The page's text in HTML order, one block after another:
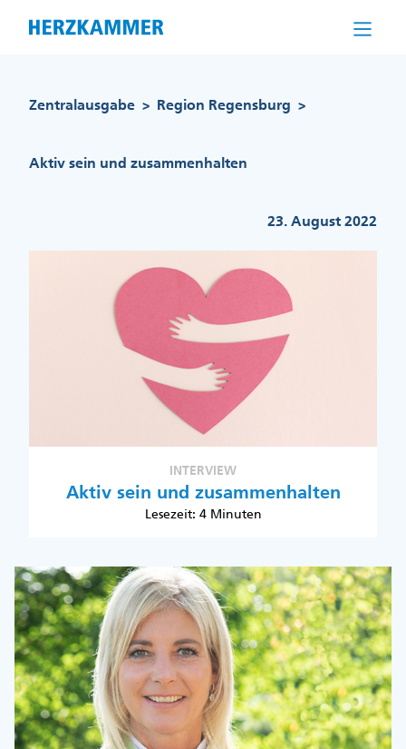
Zentralausgabe > Region Regensburg >
Aktiv sein und zusammenhalten
23. August 2022
INTERVIEW
Aktiv sein und zusammenhalten
Lesezeit: 4 Minuten